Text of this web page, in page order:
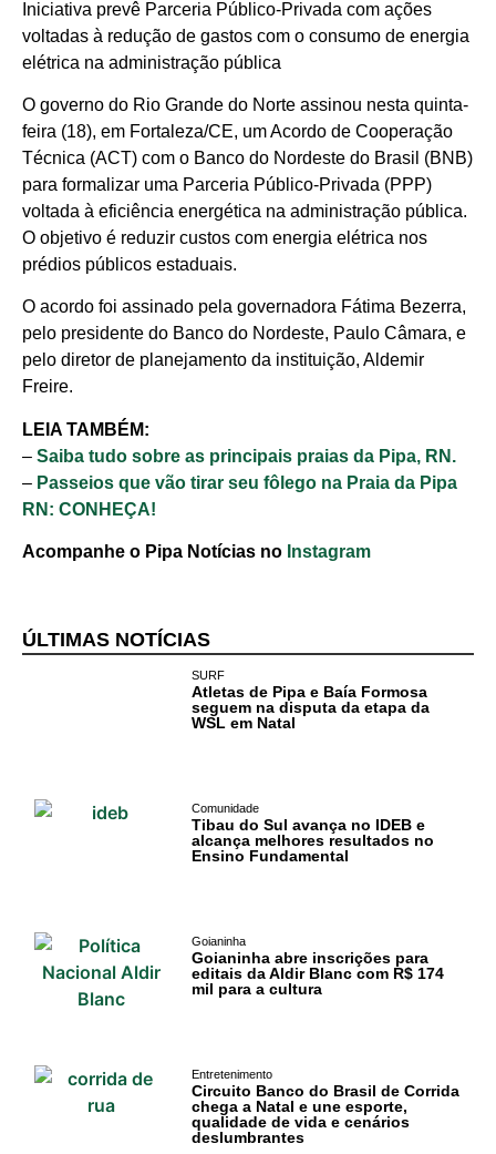
Iniciativa prevê Parceria Público-Privada com ações
voltadas à redução de gastos com o consumo de energia
elétrica na administração pública
O governo do Rio Grande do Norte assinou nesta quinta-
feira (18), em Fortaleza/CE, um Acordo de Cooperação
Técnica (ACT) com o Banco do Nordeste do Brasil (BNB)
para formalizar uma Parceria Público-Privada (PPP)
voltada à eficiência energética na administração pública.
O objetivo é reduzir custos com energia elétrica nos
prédios públicos estaduais.
O acordo foi assinado pela governadora Fátima Bezerra,
pelo presidente do Banco do Nordeste, Paulo Câmara, e
pelo diretor de planejamento da instituição, Aldemir
Freire.
LEIA TAMBÉM:
– Saiba tudo sobre as principais praias da Pipa, RN.
– Passeios que vão tirar seu fôlego na Praia da Pipa
RN: CONHEÇA!
Acompanhe o Pipa Notícias no Instagram
ÚLTIMAS NOTÍCIAS
SURF
Atletas de Pipa e Baía Formosa
seguem na disputa da etapa da
WSL em Natal
Comunidade
Tibau do Sul avança no IDEB e
alcança melhores resultados no
Ensino Fundamental
Goianinha
Goianinha abre inscrições para
editais da Aldir Blanc com R$ 174
mil para a cultura
Entretenimento
Circuito Banco do Brasil de Corrida
chega a Natal e une esporte,
qualidade de vida e cenários
deslumbrantes